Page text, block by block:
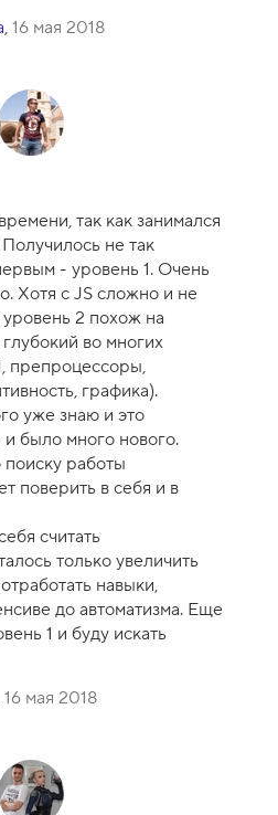
, 16 мая 2018
так как занимался
не так
- уровень 1. Очень
Хотя с JS сложно и не
2 похож на
во многих
препроцессоры,
графика).
уже знаю и это
было много нового.
работы
поверить в себя и в
считать
только увеличить
навыки,
до автоматизма. Еще
1 и буду искать
16 мая 2018